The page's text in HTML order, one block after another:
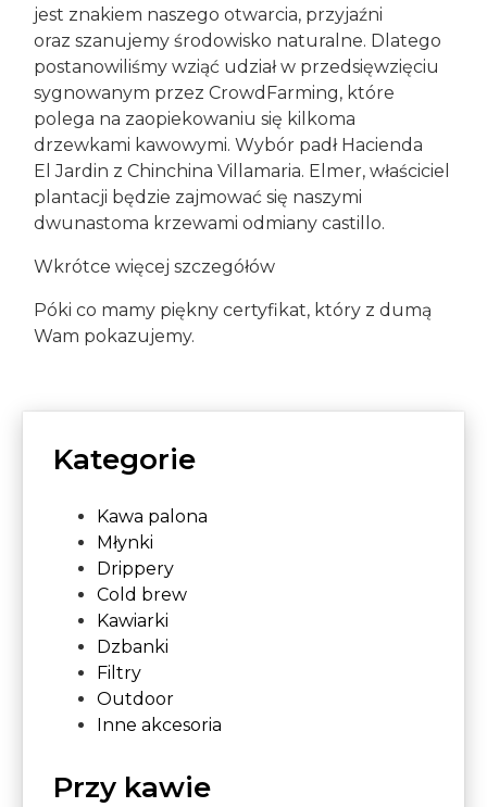
jest znakiem naszego otwarcia, przyjaźni
oraz szanujemy środowisko naturalne. Dlatego
postanowiliśmy wziąć udział w przedsięwzięciu
sygnowanym przez CrowdFarming, które
polega na zaopiekowaniu się kilkoma
drzewkami kawowymi. Wybór padł Hacienda
El Jardin z Chinchina Villamaria. Elmer, właściciel
plantacji będzie zajmować się naszymi
dwunastoma krzewami odmiany castillo.
Wkrótce więcej szczegółów
Póki co mamy piękny certyfikat, który z dumą
Wam pokazujemy.
Kategorie
Kawa palona
Młynki
Drippery
Cold brew
Kawiarki
Dzbanki
Filtry
Outdoor
Inne akcesoria
Przy kawie